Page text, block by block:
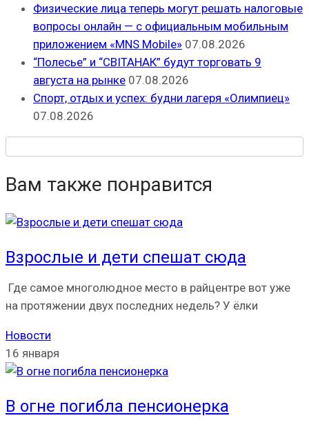
Физические лица теперь могут решать налоговые
вопросы онлайн — с официальным мобильным
приложением «MNS Mobile» 07.08.2026
“Полесье” и “СВІТАНАК” будут торговать 9
августа на рынке 07.08.2026
Спорт, отдых и успех: будни лагеря «Олимпиец»
07.08.2026
Вам также понравится
Взрослые и дети спешат сюда
Где самое многолюдное место в райцентре вот уже
на протяжении двух последних недель? У ёлки
Новости
16 января
В огне погибла пенсионерка